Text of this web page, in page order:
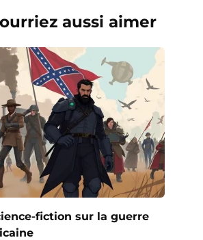
aussi aimer
fiction sur la guerre